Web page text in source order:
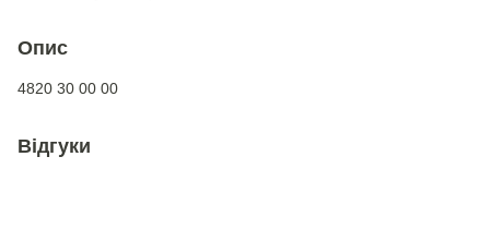
Опис
4820 30 00 00
Відгуки